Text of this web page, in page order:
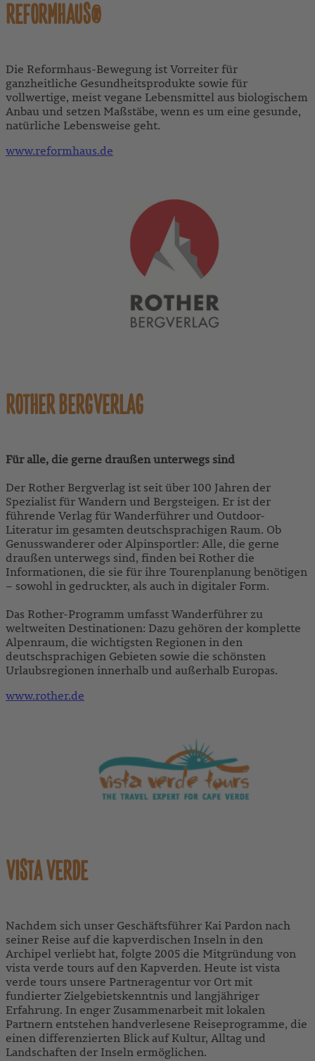
REFORMHAUS®
Die Reformhaus-Bewegung ist Vorreiter für
ganzheitliche Gesundheitsprodukte sowie für
vollwertige, meist vegane Lebensmittel aus biologischem
Anbau und setzen Maßstäbe, wenn es um eine gesunde,
natürliche Lebensweise geht.
www.reformhaus.de
ROTHER BERGVERLAG
Für alle, die gerne draußen unterwegs sind
Der Rother Bergverlag ist seit über 100 Jahren der
Spezialist für Wandern und Bergsteigen. Er ist der
führende Verlag für Wanderführer und Outdoor-
Literatur im gesamten deutschsprachigen Raum. Ob
Genusswanderer oder Alpinsportler: Alle, die gerne
draußen unterwegs sind, finden bei Rother die
Informationen, die sie für ihre Tourenplanung benötigen
– sowohl in gedruckter, als auch in digitaler Form.
Das Rother-Programm umfasst Wanderführer zu
weltweiten Destinationen: Dazu gehören der komplette
Alpenraum, die wichtigsten Regionen in den
deutschsprachigen Gebieten sowie die schönsten
Urlaubsregionen innerhalb und außerhalb Europas.
www.rother.de
VISTA VERDE
Nachdem sich unser Geschäftsführer Kai Pardon nach
seiner Reise auf die kapverdischen Inseln in den
Archipel verliebt hat, folgte 2005 die Mitgründung von
vista verde tours auf den Kapverden. Heute ist vista
verde tours unsere Partneragentur vor Ort mit
fundierter Zielgebietskenntnis und langjähriger
Erfahrung. In enger Zusammenarbeit mit lokalen
Partnern entstehen handverlesene Reiseprogramme, die
einen differenzierten Blick auf Kultur, Alltag und
Landschaften der Inseln ermöglichen.